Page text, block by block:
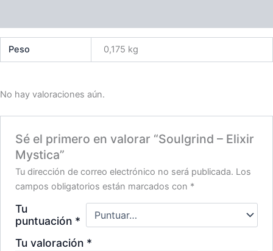
Peso 0,175 kg
No hay valoraciones aún.
Sé el primero en valorar “Soulgrind – Elixir
Mystica”
Tu dirección de correo electrónico no será publicada. Los
campos obligatorios están marcados con *
Tu
puntuación *
Tu valoración *